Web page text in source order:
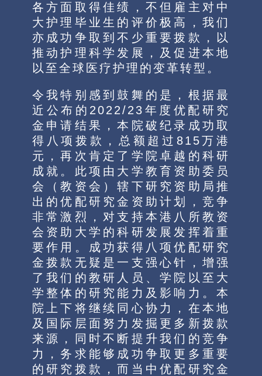
各方面取得佳绩，不但雇主对中
大护理毕业生的评价极高，我们
亦成功争取到不少重要拨款，以
推动护理科学发展，及促进本地
以至全球医疗护理的变革转型。
令我特别感到鼓舞的是，根据最
近公布的2022/23年度优配研究
金申请结果，本院破纪录成功取
得八项拨款，总额超过815万港
元，再次肯定了学院卓越的科研
成就。此项由大学教育资助委员
会（教资会）辖下研究资助局推
出的优配研究金资助计划，竞争
非常激烈，对支持本港八所教资
会资助大学的科研发展发挥着重
要作用。成功获得八项优配研究
金拨款无疑是一支强心针，增强
了我们的教研人员、学院以至大
学整体的研究能力及影响力。本
院上下将继续同心协力，在本地
及国际层面努力发掘更多新拨款
来源，同时不断提升我们的竞争
力，务求能够成功争取更多重要
的研究拨款，而当中优配研究金